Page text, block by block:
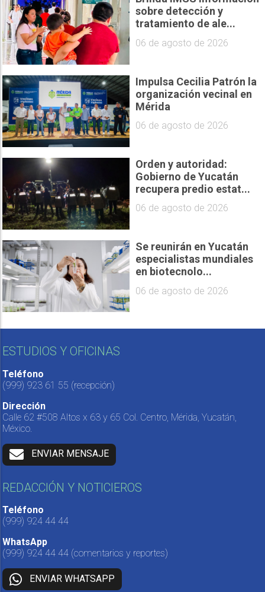
sobre detección y
tratamiento de ale...
06 de agosto de 2026
Impulsa Cecilia Patrón la
organización vecinal en
Mérida
06 de agosto de 2026
Orden y autoridad:
Gobierno de Yucatán
recupera predio estat...
06 de agosto de 2026
Se reunirán en Yucatán
especialistas mundiales
en biotecnolo...
06 de agosto de 2026
ESTUDIOS Y OFICINAS
Teléfono
(999) 923 61 55 (recepción)
Dirección
Calle 62 #508 Altos x 63 y 65 Col. Centro, Mérida, Yucatán,
México.
ENVIAR MENSAJE
REDACCIÓN Y NOTICIEROS
Teléfono
(999) 924 44 44
WhatsApp
(999) 924 44 44 (comentarios y reportes)
ENVIAR WHATSAPP